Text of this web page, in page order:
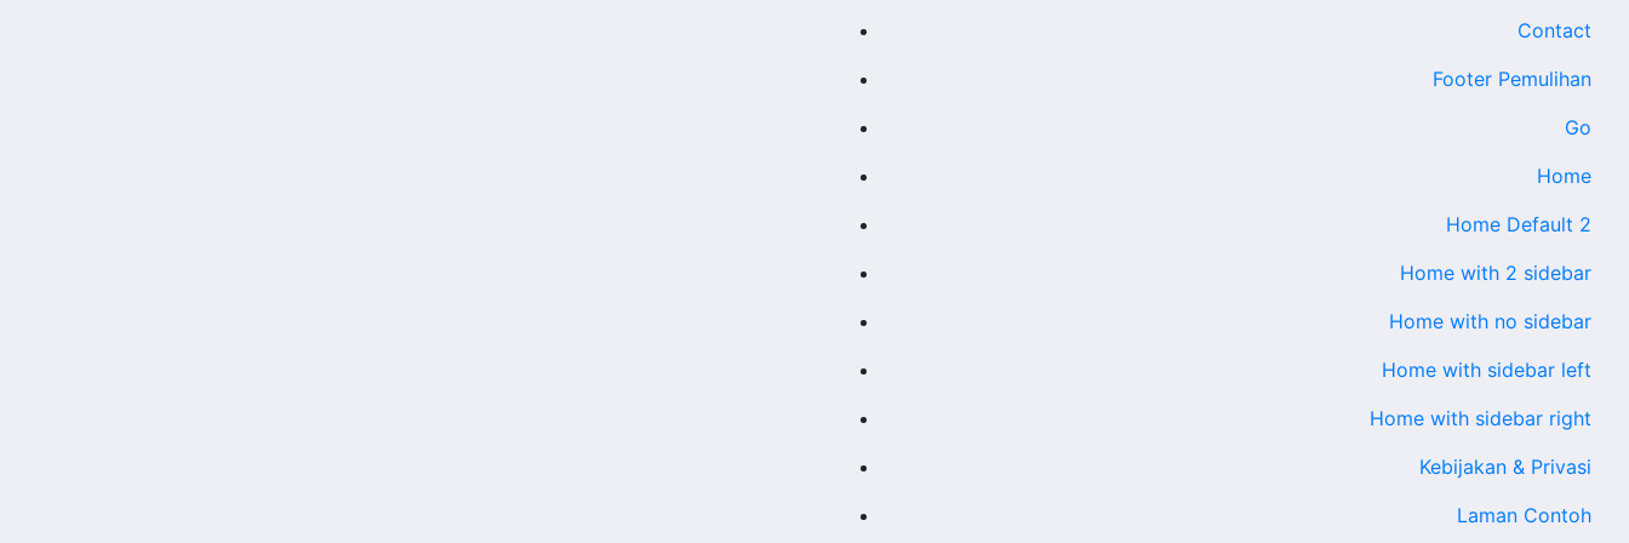
Contact
Footer Pemulihan
Go
Home
Home Default 2
Home with 2 sidebar
Home with no sidebar
Home with sidebar left
Home with sidebar right
Kebijakan & Privasi
Laman Contoh